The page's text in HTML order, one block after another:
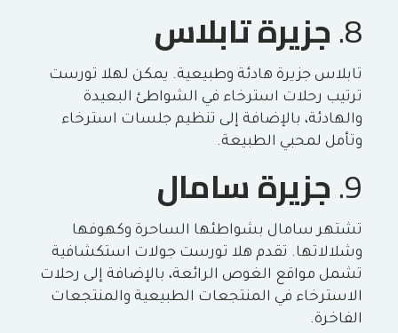
8. جزيرة تابلاس
تابلاس جزيرة هادئة وطبيعية. يمكن لهلا تورست
ترتيب رحلات استرخاء في الشواطئ البعيدة
والهادئة، بالإضافة إلى تنظيم جلسات استرخاء
وتأمل لمحبي الطبيعة.
9. جزيرة سامال
تشتهر سامال بشواطئها الساحرة وكهوفها
وشلالاتها. تقدم هلا تورست جولات استكشافية
تشمل مواقع الغوص الرائعة، بالإضافة إلى رحلات
الاسترخاء في المنتجعات الطبيعية والمنتجعات
الفاخرة.